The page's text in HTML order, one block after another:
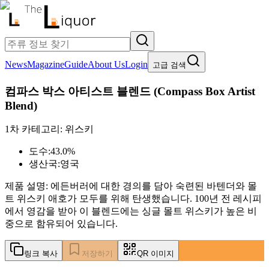
NewsMagazineGuideAbout UsLogin 고급 검색
컴파스 박스 아티스트 블렌드 (Compass Box Artist
Blend)
1차 카테고리: 위스키
도수:43.0%
생산국:영국
제품 설명: 에든버러에 대한 경의를 담아 숙련된 바텐더와 몰
트 위스키 애호가 모두를 위해 탄생했습니다. 100년 전 레시피
에서 영감을 받아 이 블렌드에는 싱글 몰트 위스키가 높은 비
중으로 함유되어 있습니다.
링크 복사 저장하기 QR 이미지